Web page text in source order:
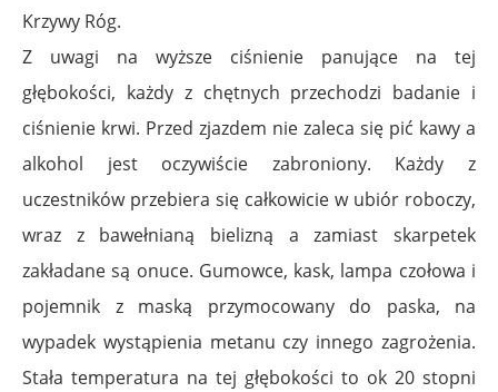
Krzywy Róg.
Z uwagi na wyższe ciśnienie panujące na tej
głębokości, każdy z chętnych przechodzi badanie i
ciśnienie krwi. Przed zjazdem nie zaleca się pić kawy a
alkohol jest oczywiście zabroniony. Każdy z
uczestników przebiera się całkowicie w ubiór roboczy,
wraz z bawełnianą bielizną a zamiast skarpetek
zakładane są onuce. Gumowce, kask, lampa czołowa i
pojemnik z maską przymocowany do paska, na
wypadek wystąpienia metanu czy innego zagrożenia.
Stała temperatura na tej głębokości to ok 20 stopni